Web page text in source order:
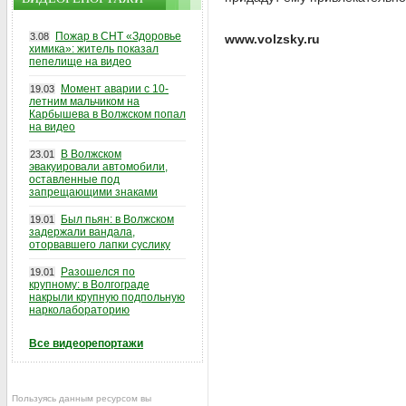
www.volzsky.ru
3.08
Пожар в СНТ «Здоровье
химика»: житель показал
пепелище на видео
19.03
Момент аварии с 10-
летним мальчиком на
Карбышева в Волжском попал
на видео
23.01
В Волжском
эвакуировали автомобили,
оставленные под
запрещающими знаками
19.01
Был пьян: в Волжском
задержали вандала,
оторвавшего лапки суслику
19.01
Разошелся по
крупному: в Волгограде
накрыли крупную подпольную
нарколабораторию
Все видеорепортажи
Пользуясь данным ресурсом вы